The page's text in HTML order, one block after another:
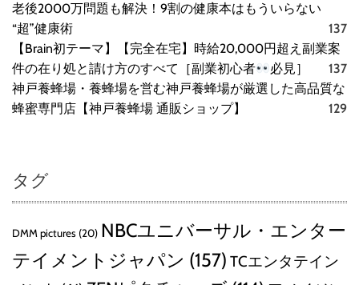
老後2000万問題も解決！9割の健康本はもういらない
“超”健康術
137
【Brain初テーマ】【完全在宅】時給20,000円超え副業案
件の在り処と請け方のすべて［副業初心者
必見］
137
神戸養蜂場・養蜂場を営む神戸養蜂場が厳選した高品質な
蜂蜜専門店【神戸養蜂場 通販ショップ】
129
タグ
DMM pictures (20) NBCユニバーサル・エンター
テイメントジャパン (157) TCエンタテイン